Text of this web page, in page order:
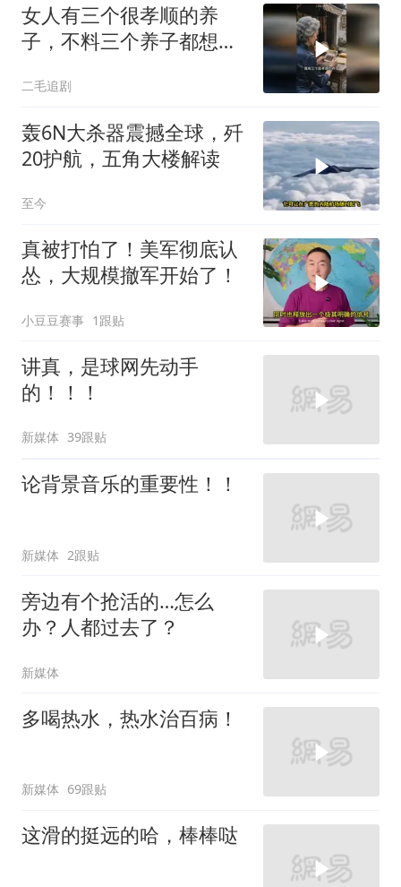
女人有三个很孝顺的养
子，不料三个养子都想害
二毛追剧
轰6N大杀器震撼全球，歼
20护航，五角大楼解读
至今
真被打怕了！美军彻底认
怂，大规模撤军开始了！
小豆豆赛事 1跟贴
讲真，是球网先动手
的！！！
新媒体 39跟贴
论背景音乐的重要性！！
新媒体 2跟贴
旁边有个抢活的…怎么
办？人都过去了？
新媒体
多喝热水，热水治百病！
新媒体 69跟贴
这滑的挺远的哈，棒棒哒